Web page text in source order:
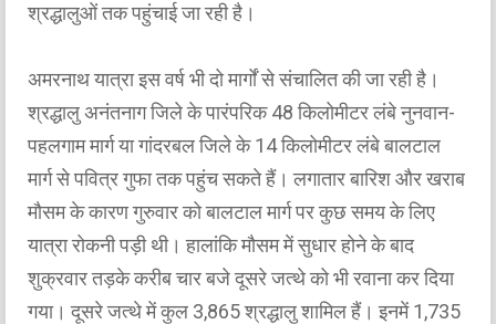
श्रद्धालुओं तक पहुंचाई जा रही है।
अमरनाथ यात्रा इस वर्ष भी दो मार्गों से संचालित की जा रही है।
श्रद्धालु अनंतनाग जिले के पारंपरिक 48 किलोमीटर लंबे नुनवान-
पहलगाम मार्ग या गांदरबल जिले के 14 किलोमीटर लंबे बालटाल
मार्ग से पवित्र गुफा तक पहुंच सकते हैं। लगातार बारिश और खराब
मौसम के कारण गुरुवार को बालटाल मार्ग पर कुछ समय के लिए
यात्रा रोकनी पड़ी थी। हालांकि मौसम में सुधार होने के बाद
शुक्रवार तड़के करीब चार बजे दूसरे जत्थे को भी रवाना कर दिया
गया। दूसरे जत्थे में कुल 3,865 श्रद्धालु शामिल हैं। इनमें 1,735